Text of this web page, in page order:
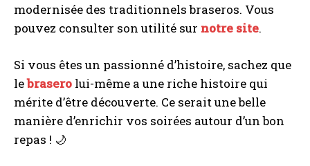
modernisée des traditionnels braseros. Vous
pouvez consulter son utilité sur notre site.
Si vous êtes un passionné d’histoire, sachez que
lebrasero lui-même a une riche histoire qui
mérite d’être découverte. Ce serait une belle
manière d’enrichir vos soirées autour d’un bon
repas ! 🌙